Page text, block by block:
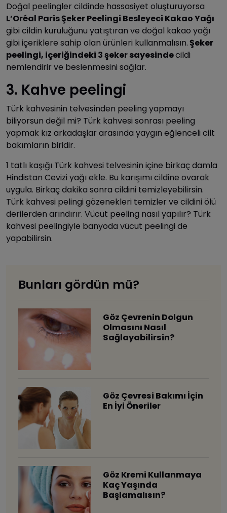
Doğal peelingler cildinde hassasiyet oluşturuyorsa
L’Oréal Paris Şeker Peelingi Besleyeci Kakao Yağı
gibi cildin kuruluğunu yatıştıran ve doğal kakao yağı
gibi içeriklere sahip olan ürünleri kullanmalısın.Şeker
peelingi, içeriğindeki 3 şeker sayesindecildi
nemlendirir ve beslenmesini sağlar.
3. Kahve peelingi
Türk kahvesinin telvesinden peeling yapmayı
biliyorsun değil mi? Türk kahvesi sonrası peeling
yapmak kız arkadaşlar arasında yaygın eğlenceli cilt
bakımların biridir.
1 tatlı kaşığı Türk kahvesi telvesinin içine birkaç damla
Hindistan Cevizi yağı ekle. Bu karışımı cildine ovarak
uygula. Birkaç dakika sonra cildini temizleyebilirsin.
Türk kahvesi pelingi gözenekleri temizler ve cildini ölü
derilerden arındırır. Vücut peeling nasıl yapılır? Türk
kahvesi peelingiyle banyoda vücut peelingi de
yapabilirsin.
Bunları gördün mü?
Göz Çevrenin Dolgun
Olmasını Nasıl
Sağlayabilirsin?
Göz Çevresi Bakımı İçin
En İyi Öneriler
Göz Kremi Kullanmaya
Kaç Yaşında
Başlamalısın?